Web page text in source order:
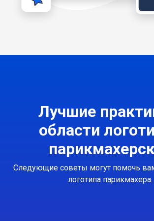
Лучшие
области
Следующие советы могут помочь
логотипа парикмахера.